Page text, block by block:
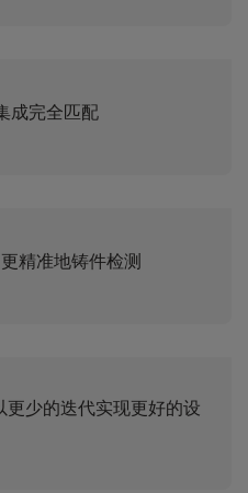
成完全匹配
精准地铸件检测
更少的迭代实现更好的设